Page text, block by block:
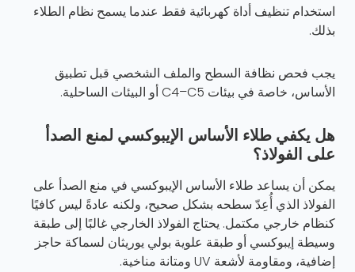
استخدام تنظيف أداة كهربائية فقط عندما يسمح نظام الطلاء
بذلك.
يجب فحص نظافة السطح والملف الشخصي قبل تطبيق
الأساس، خاصة في بيئات C4–C5 أو البيئات الساحلية.
هل يكفي طلاء الأساس الإيبوكسي لمنع الصدأ
على الفولاذ؟
يمكن أن يساعد طلاء الأساس الإيبوكسي في منع الصدأ على
الفولاذ الذي أُعِدّ سطحه بشكل صحيح، ولكنه عادةً ليس كافيًا
كنظام خارجي مكتمل. يحتاج الفولاذ الخارجي غالبًا إلى طبقة
وسيطة إيبوكسي أو طبقة علوية بولي يوريثان لسماكة حاجز
إضافية، ومقاومة لأشعة UV ومتانة مناخية.